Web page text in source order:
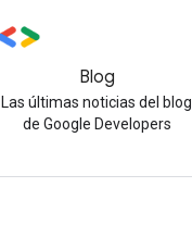
Blog
Las últimas noticias del blog
de Google Developers